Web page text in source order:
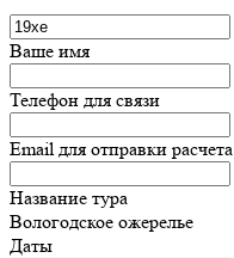
Ваше имя
Телефон для связи
Email для отправки расчета
Название тура
Вологодское ожерелье
Даты